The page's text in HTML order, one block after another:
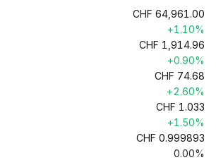
CHF 64,961.00
+1.10%
CHF 1,914.96
+0.90%
CHF 74.68
+2.60%
CHF 1.033
+1.50%
CHF 0.999893
0.00%